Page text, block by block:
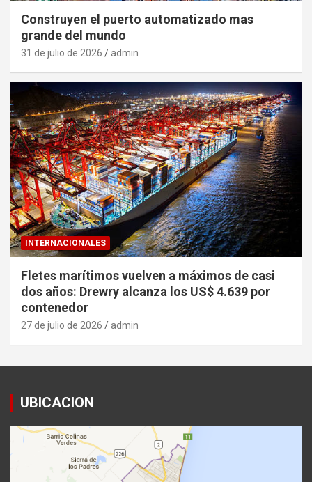
Construyen el puerto automatizado mas
grande del mundo
31 de julio de 2026 admin
INTERNACIONALES
Fletes marítimos vuelven a máximos de casi
dos años: Drewry alcanza los US$ 4.639 por
contenedor
27 de julio de 2026 admin
UBICACION